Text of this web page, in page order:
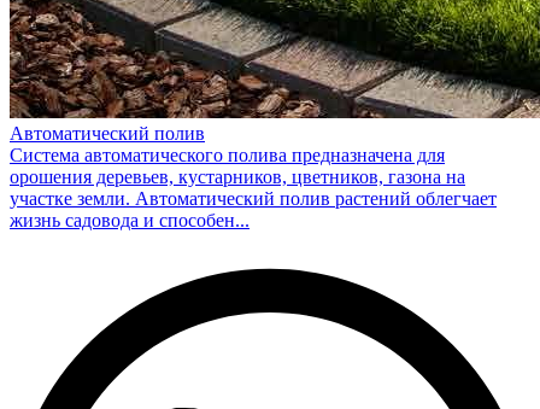
Автоматический полив
Система автоматического полива предназначена для
орошения деревьев, кустарников, цветников, газона на
участке земли. Автоматический полив растений облегчает
жизнь садовода и способен...